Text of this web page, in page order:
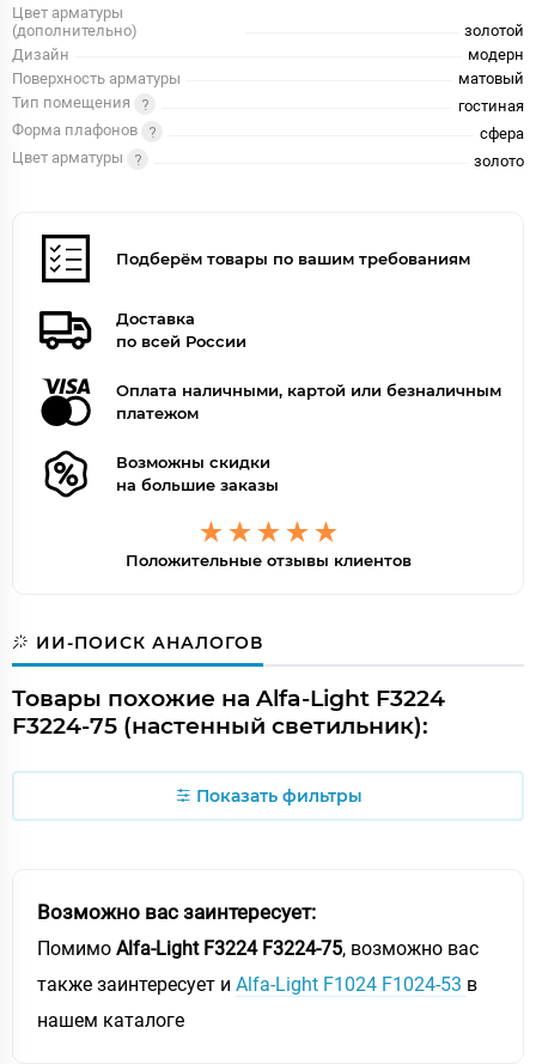
Цвет арматуры
(дополнительно)
золотой
Дизайн
модерн
Поверхность арматуры
матовый
Тип помещения
гостиная
Форма плафонов
сфера
Цвет арматуры
золото
Подберём товары по вашим требованиям
Доставка
по всей России
Оплата наличными, картой или безналичным
платежом
Возможны скидки
на большие заказы
Положительные отзывы клиентов
ИИ-ПОИСК АНАЛОГОВ
Товары похожие на Alfa-Light F3224
F3224-75 (настенный светильник):
Показать фильтры
Возможно вас заинтересует:
Помимо Alfa-Light F3224 F3224-75, возможно вас
также заинтересует и Alfa-Light F1024 F1024-53 в
нашем каталоге